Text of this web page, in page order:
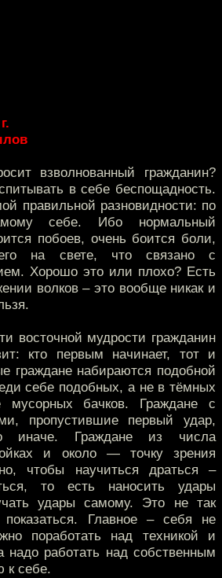
взволнованный гражданин?
в себе беспощадность.
правильной разновидности: по
себе. Ибо нормальный
побоев, очень боится боли,
на свете, что связано с
Хорошо это или плохо? Есть
волков – это вообще никак и
восточной мудрости гражданин
кто первым начинает, тот и
граждане набираются подобной
себе подобных, а не в тёмных
мусорных бачков. Граждане с
пропустившие первый удар,
иначе. Граждане из числа
и около — точку зрения
чтобы научиться драться –
то есть наносить удары
удары самому. Это не так
Главное – себя не
поработать над техникой и
надо работать над собственным
к себе.